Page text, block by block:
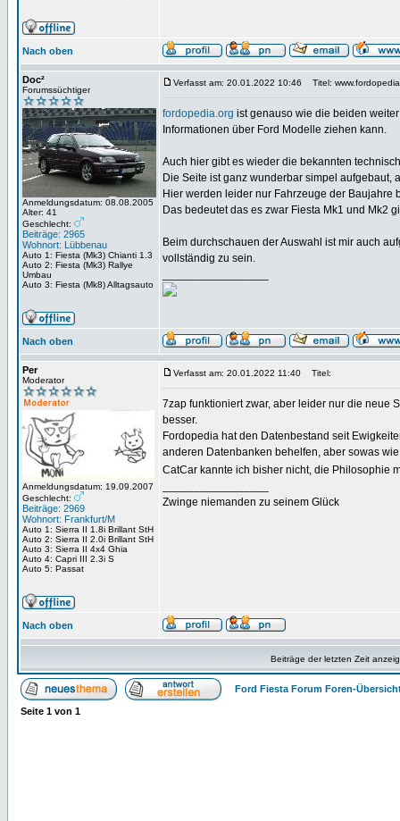
Nach oben
Doc²
Forumssüchtiger
Anmeldungsdatum: 08.08.2005
Alter: 41
Geschlecht:
Beiträge: 2965
Wohnort: Lübbenau
Auto 1: Fiesta (Mk3) Chianti 1.3
Auto 2: Fiesta (Mk3) Rallye
Umbau
Auto 3: Fiesta (Mk8) Alltagsauto
Verfasst am: 20.01.2022 10:46 Titel:
fordopedia.org ist genauso wie die beiden
Informationen über Ford Modelle ziehen kann.
Auch hier gibt es wieder die bekannten
Die Seite ist ganz wunderbar simpel aufgebaut,
Hier werden leider nur Fahrzeuge der Baujahre
Das bedeutet das es zwar Fiesta Mk1 und Mk2
Beim durchschauen der Auswahl ist mir auch
vollständig zu sein.
Nach oben
Per
Moderator
Anmeldungsdatum: 19.09.2007
Geschlecht:
Beiträge: 2969
Wohnort: Frankfurt/M
Auto 1: Sierra II 1.8i Brillant StH
Auto 2: Sierra II 2.0i Brillant StH
Auto 3: Sierra II 4x4 Ghia
Auto 4: Capri III 2.3i S
Auto 5: Passat
Verfasst am: 20.01.2022 11:40 Titel:
7zap funktioniert zwar, aber leider nur die neue
besser.
Fordopedia hat den Datenbestand seit
anderen Datenbanken behelfen, aber sowas
CatCar kannte ich bisher nicht, die Philosophie
Zwinge niemanden zu seinem Glück
Nach oben
Beiträge der letzten Zeit
Ford Fiesta Forum Foren-
Seite 1 von 1